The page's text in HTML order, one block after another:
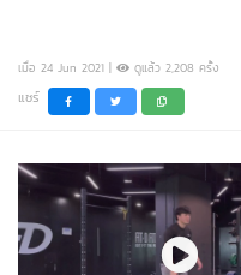
เมื่อ 24 Jun 2021 | ดูแล้ว 2,208 ครั้ง
แชร์